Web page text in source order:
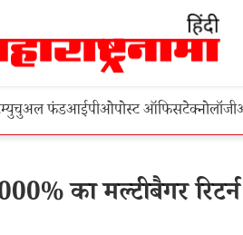
म्युचुअल फंडआईपीओपोस्ट ऑफिसटेक्नोलॉजी
का मल्टीबैगर रिटर्न